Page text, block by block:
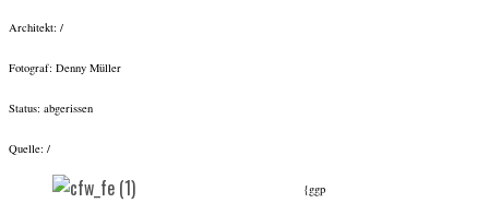
Architekt: /
Fotograf: Denny Müller
Status: abgerissen
Quelle: /
{ggp